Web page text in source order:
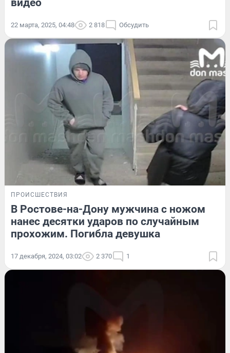
22 марта, 2025, 04:48 2 818 Обсудить
ПРОИСШЕСТВИЯ
В Ростове-на-Дону мужчина с ножом
нанес десятки ударов по случайным
прохожим. Погибла девушка
17 декабря, 2024, 03:02 2 370 1